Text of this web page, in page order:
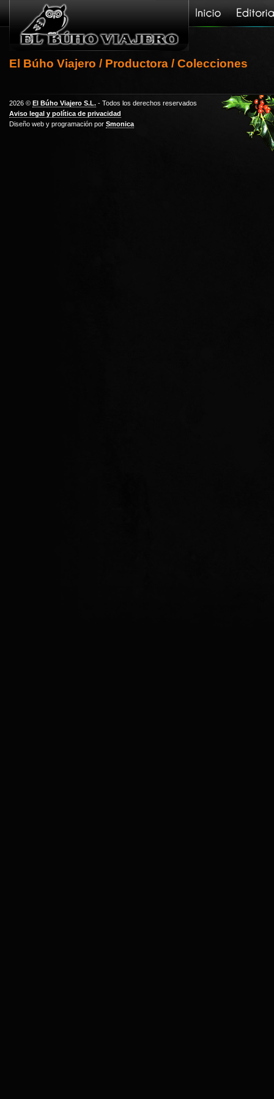
El Búho Viajero / Productora / Colecciones
2026 © El Búho Viajero S.L. - Todos los derechos reservados
Aviso legal y política de privacidad
Diseño web y programación por Smonica